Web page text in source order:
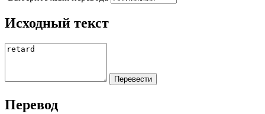
Исходный текст
Перевод